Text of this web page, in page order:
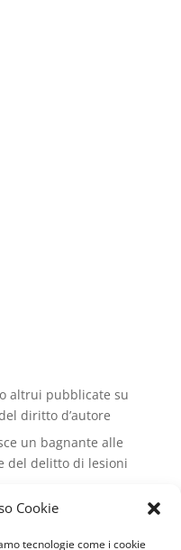
Cookie
tecnologie come i cookie
altrui pubblicate su
diritto d’autore
un bagnante alle
del delitto di lesioni
di condizionatori